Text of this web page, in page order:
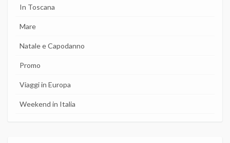
In Toscana
Mare
Natale e Capodanno
Promo
Viaggi in Europa
Weekend in Italia